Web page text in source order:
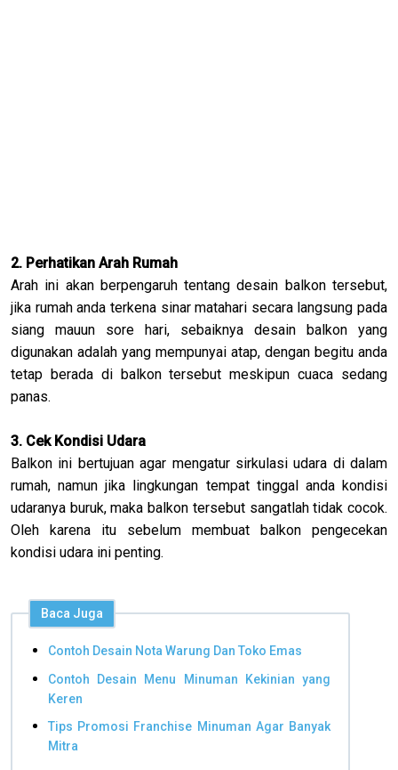
2. Perhatikan Arah Rumah
Arah ini akan berpengaruh tentang desain balkon tersebut,
jika rumah anda terkena sinar matahari secara langsung pada
siang mauun sore hari, sebaiknya desain balkon yang
digunakan adalah yang mempunyai atap, dengan begitu anda
tetap berada di balkon tersebut meskipun cuaca sedang
panas.
3. Cek Kondisi Udara
Balkon ini bertujuan agar mengatur sirkulasi udara di dalam
rumah, namun jika lingkungan tempat tinggal anda kondisi
udaranya buruk, maka balkon tersebut sangatlah tidak cocok.
Oleh karena itu sebelum membuat balkon pengecekan
kondisi udara ini penting.
Baca Juga
Contoh Desain Nota Warung Dan Toko Emas
Contoh Desain Menu Minuman Kekinian yang
Keren
Tips Promosi Franchise Minuman Agar Banyak
Mitra